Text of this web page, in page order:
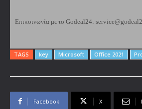
Επικοινωνία με το Godeal24:
TAGS key Microsoft Office 2021
Facebook X